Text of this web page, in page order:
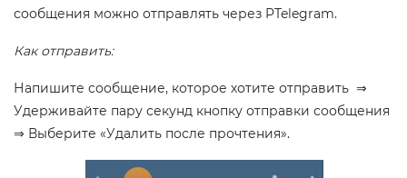
сообщения можно отправлять через PTelegram.
Как отправить:
Напишите сообщение, которое хотите отправить ⇒
Удерживайте пару секунд кнопку отправки сообщения
⇒ Выберите «Удалить после прочтения».